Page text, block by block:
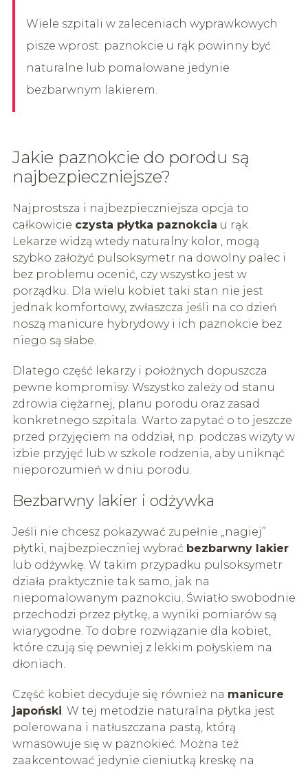
Wiele szpitali w zaleceniach wyprawkowych
pisze wprost: paznokcie u rąk powinny być
naturalne lub pomalowane jedynie
bezbarwnym lakierem.
Jakie paznokcie do porodu są
najbezpieczniejsze?
Najprostsza i najbezpieczniejsza opcja to
całkowicie czysta płytka paznokcia u rąk.
Lekarze widzą wtedy naturalny kolor, mogą
szybko założyć pulsoksymetr na dowolny palec i
bez problemu ocenić, czy wszystko jest w
porządku. Dla wielu kobiet taki stan nie jest
jednak komfortowy, zwłaszcza jeśli na co dzień
noszą manicure hybrydowy i ich paznokcie bez
niego są słabe.
Dlatego część lekarzy i położnych dopuszcza
pewne kompromisy. Wszystko zależy od stanu
zdrowia ciężarnej, planu porodu oraz zasad
konkretnego szpitala. Warto zapytać o to jeszcze
przed przyjęciem na oddział, np. podczas wizyty w
izbie przyjęć lub w szkole rodzenia, aby uniknąć
nieporozumień w dniu porodu.
Bezbarwny lakier i odżywka
Jeśli nie chcesz pokazywać zupełnie „nagiej”
płytki, najbezpieczniej wybrać bezbarwny lakier
lub odżywkę. W takim przypadku pulsoksymetr
działa praktycznie tak samo, jak na
niepomalowanym paznokciu. Światło swobodnie
przechodzi przez płytkę, a wyniki pomiarów są
wiarygodne. To dobre rozwiązanie dla kobiet,
które czują się pewniej z lekkim połyskiem na
dłoniach.
Część kobiet decyduje się również na manicure
japoński. W tej metodzie naturalna płytka jest
polerowana i natłuszczana pastą, którą
wmasowuje się w paznokieć. Można też
zaakcentować jedynie cieniutką kreskę na